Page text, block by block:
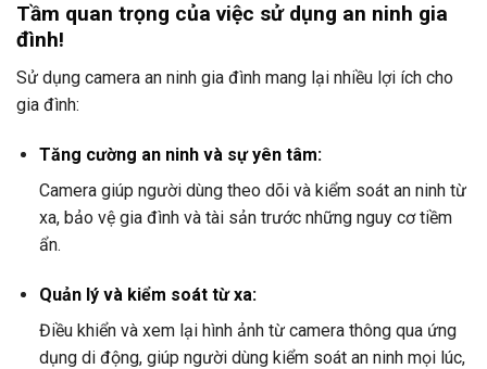
Tầm quan trọng của việc sử dụng an ninh gia
đình!
Sử dụng camera an ninh gia đình mang lại nhiều lợi ích cho
gia đình:
Tăng cường an ninh và sự yên tâm:
Camera giúp người dùng theo dõi và kiểm soát an ninh từ
xa, bảo vệ gia đình và tài sản trước những nguy cơ tiềm
ẩn.
Quản lý và kiểm soát từ xa:
Điều khiển và xem lại hình ảnh từ camera thông qua ứng
dụng di động, giúp người dùng kiểm soát an ninh mọi lúc,